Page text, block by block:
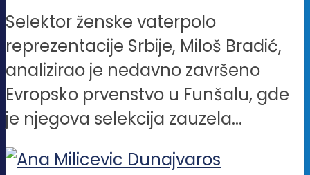
Selektor ženske vaterpolo
reprezentacije Srbije, Miloš Bradić,
analizirao je nedavno završeno
Evropsko prvenstvo u Funšalu, gde
je njegova selekcija zauzela...